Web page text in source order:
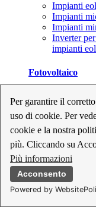
Per garantire il
uso di cookie. Per
cookie e la nostra
più. Cliccando su
Più informazioni
Acconsento
Powered by
Impianti
Impianti
Impianti
Inverter
impianti
Fotovoltaico
Inverter
Kit per
Moduli
Sistemi di
Strumenti
fotovoltaici
Supporti
Geotermia